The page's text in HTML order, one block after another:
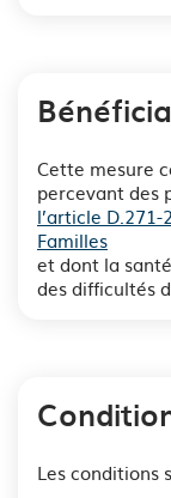
Cette mesure
percevant des
l’article D.271-
Familles
et dont la
des difficultés
Les conditions